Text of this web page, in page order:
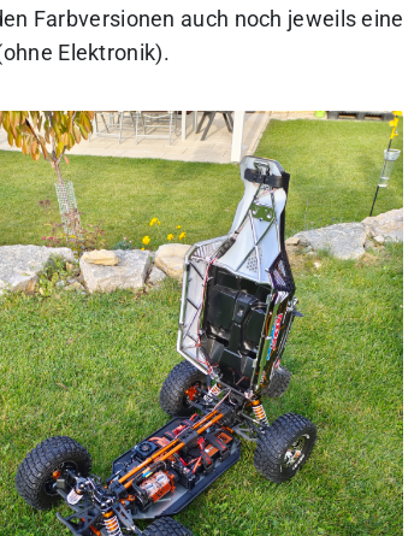
Farbversionen auch noch jeweils eine
Elektronik).